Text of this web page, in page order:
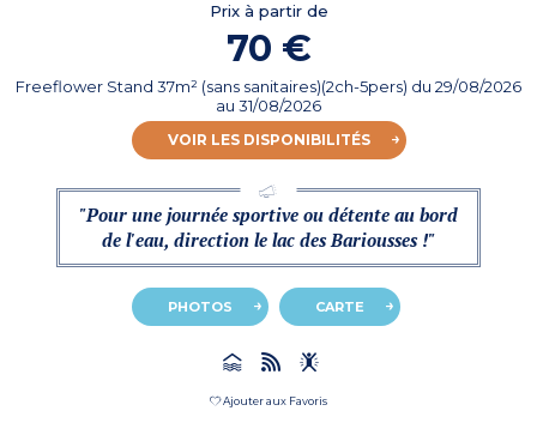
Prix à partir de
70 €
Freeflower Stand 37m² (sans sanitaires)(2ch-5pers) du 29/08/2026
au 31/08/2026
VOIR LES DISPONIBILITÉS
"Pour une journée sportive ou détente au bord
de l'eau, direction le lac des Bariousses !"
PHOTOS CARTE
Ajouter aux Favoris